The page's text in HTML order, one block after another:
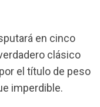
en cinco
clásico
el título de peso
imperdible.